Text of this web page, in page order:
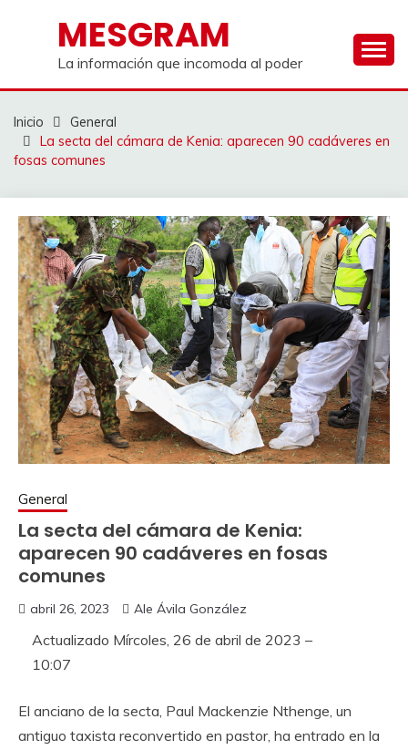
contenidoMESGRAM
La información que incomoda al poder
Inicio
General
La secta del cámara de Kenia: aparecen 90 cadáveres en
fosas comunes
General
La secta del cámara de Kenia:
aparecen 90 cadáveres en fosas
comunes
abril 26, 2023 Ale Ávila González
Actualizado Mírcoles, 26 de abril de 2023 –
10:07
El anciano de la secta, Paul Mackenzie Nthenge, un
antiguo taxista reconvertido en pastor, ha entrado en la